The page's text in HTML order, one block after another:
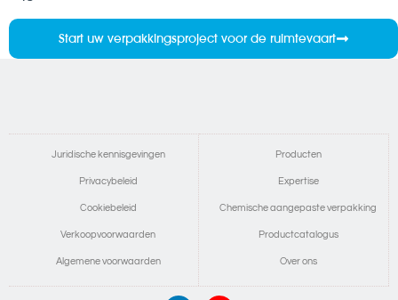
Start uw verpakkingsproject voor de ruimtevaart
Juridische kennisgevingen
Privacybeleid
Cookiebeleid
Verkoopvoorwaarden
Algemene voorwaarden
Producten
Expertise
Chemische aangepaste verpakking
Productcatalogus
Over ons